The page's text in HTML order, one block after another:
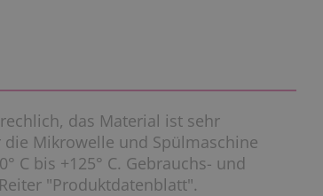
das Material ist sehr
Mikrowelle und Spülmaschine
C bis +125° C. Gebrauchs- und
"Produktdatenblatt".